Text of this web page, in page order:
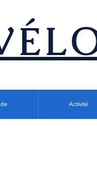
Activité